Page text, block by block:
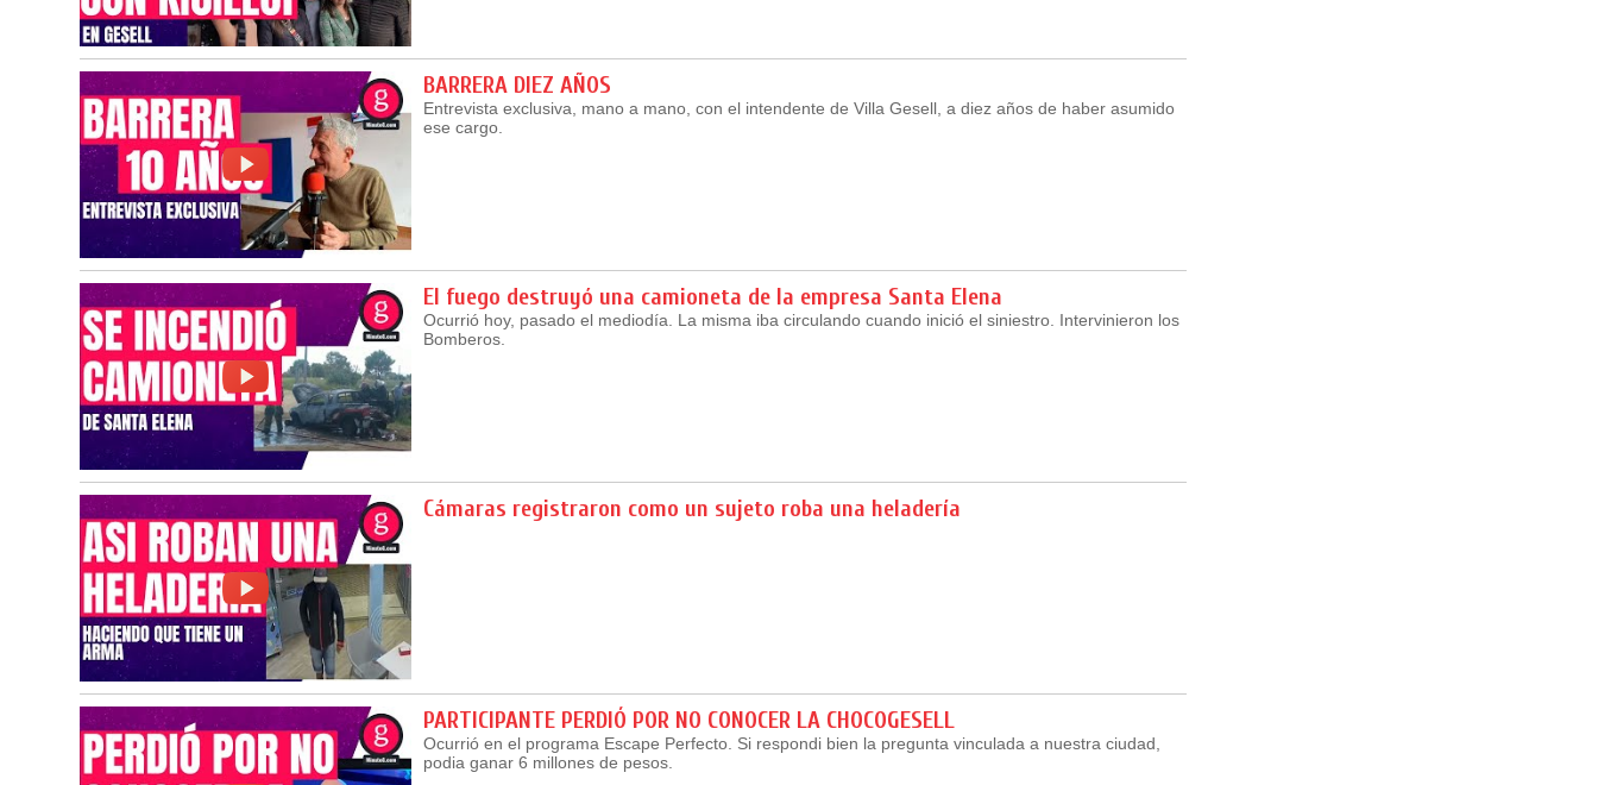
BARRERA DIEZ AÑOS
Entrevista exclusiva, mano a mano, con el intendente de Villa Gesell, a diez años de haber asumido
ese cargo.
El fuego destruyó una camioneta de la empresa Santa Elena
Ocurrió hoy, pasado el mediodía. La misma iba circulando cuando inició el siniestro. Intervinieron los
Bomberos.
Cámaras registraron como un sujeto roba una heladería
PARTICIPANTE PERDIÓ POR NO CONOCER LA CHOCOGESELL
Ocurrió en el programa Escape Perfecto. Si respondi bien la pregunta vinculada a nuestra ciudad,
podia ganar 6 millones de pesos.